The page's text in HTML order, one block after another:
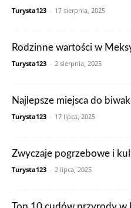
Turysta123 - 17 sierpnia, 2025
Rodzinne wartości w
Turysta123 - 2 sierpnia, 2025
Najlepsze miejsca do
Turysta123 - 17 lipca, 2025
Zwyczaje pogrzebowe i
Turysta123 - 2 lipca, 2025